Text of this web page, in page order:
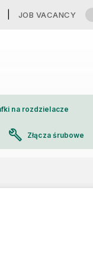
JOB VACANCY
na rozdzielacze
build Złącza śrubowe